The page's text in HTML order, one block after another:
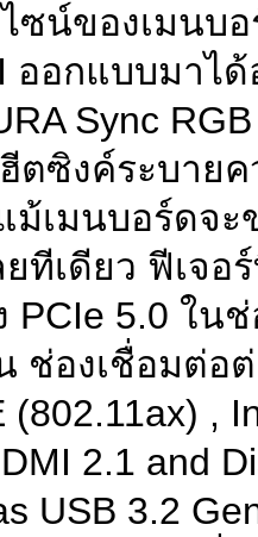
ซน์ของเมนบอ
ออกแบบมาไ
Sync
ตซิงค์ระบาย
เมนบอร์ดจ
ทีเดียว ฟีเจ
5.0 ใน
ช่องเชื่อมต่อ
(802.11ax) ,
2.1 and
USB 3.2